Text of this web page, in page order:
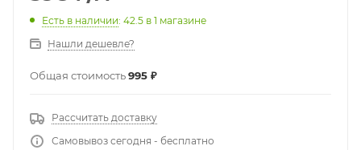
Есть в наличии: 42.5 в 1 магазине
Нашли дешевле?
Общая стоимость995 ₽
Рассчитать доставку
Самовывоз сегодня - бесплатно